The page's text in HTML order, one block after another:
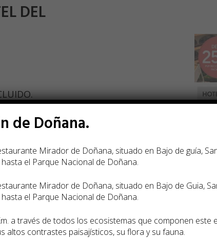
DEL
Descarga Folleto de la Oferta
de Doñana.
Mirador de Doñana, situado en Bajo de guía,
el Parque Nacional de Doñana.
Mirador de Doñana, situado en Bajo de Guia,
el Parque Nacional de Doñana.
a través de todos los ecosistemas que componen
altos contrastes paisají­sticos, su flora y su fauna.